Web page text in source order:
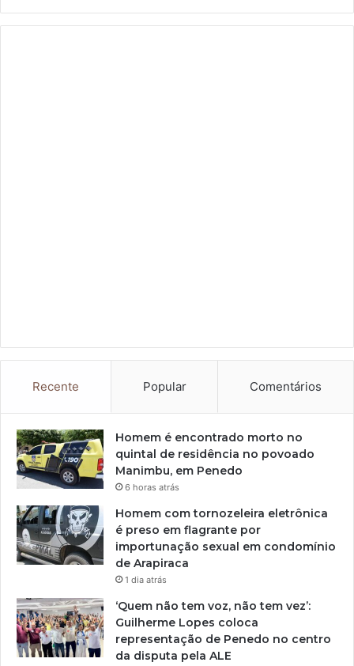
Recente Popular Comentários
Homem é encontrado morto no
quintal de residência no povoado
Manimbu, em Penedo
6 horas atrás
Homem com tornozeleira eletrônica
é preso em flagrante por
importunação sexual em condomínio
de Arapiraca
1 dia atrás
‘Quem não tem voz, não tem vez’:
Guilherme Lopes coloca
representação de Penedo no centro
da disputa pela ALE